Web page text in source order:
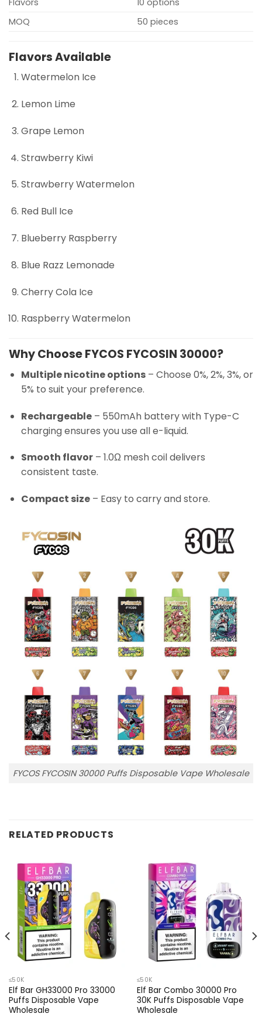
MOQ
50 pieces
Flavors Available
Watermelon Ice
Lemon Lime
Grape Lemon
Strawberry Kiwi
Strawberry Watermelon
Red Bull Ice
Blueberry Raspberry
Blue Razz Lemonade
Cherry Cola Ice
Raspberry Watermelon
Why Choose FYCOS FYCOSIN 30000?
Multiple nicotine options– Choose 0%, 2%, 3%, or
5% to suit your preference.
Rechargeable– 550mAh battery with Type-C
charging ensures you use all e-liquid.
Smooth flavor– 1.0Ω mesh coil delivers
consistent taste.
Compact size– Easy to carry and store.
FYCOS FYCOSIN 30000 Puffs Disposable Vape Wholesale
RELATED PRODUCTS
≤50K
Elf Bar GH33000 Pro 33000
Puffs Disposable Vape
Wholesale
≤50K
Elf Bar Combo 30000 Pro
30K Puffs Disposable Vape
Wholesale